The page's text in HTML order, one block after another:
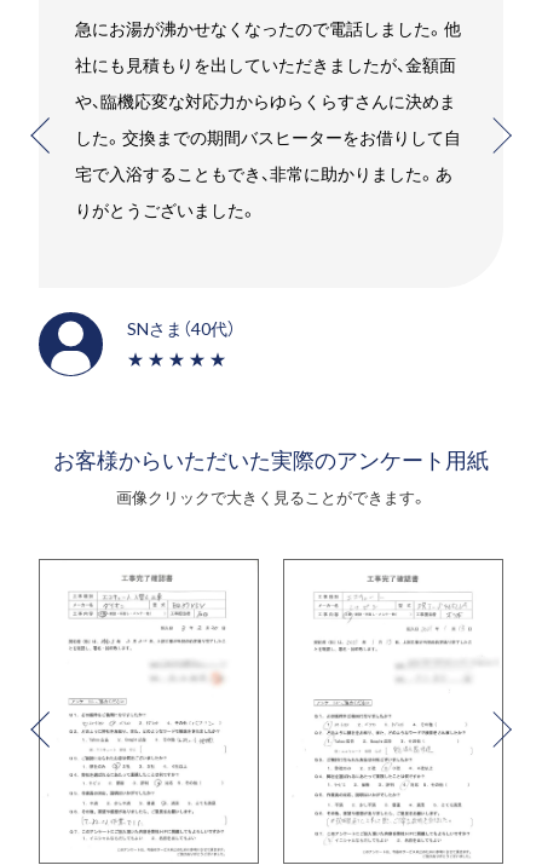
急にお湯が沸かせなくなったので電話しました。他
社にも見積もりを出していただきましたが、金額面
や、臨機応変な対応力からゆらくらすさんに決めま
した。交換までの期間バスヒーターをお借りして自
宅で入浴することもでき、非常に助かりました。あ
りがとうございました。
SNさま（40代）
★★★★★
お客様からいただいた実際のアンケート用紙
画像クリックで大きく見ることができます。